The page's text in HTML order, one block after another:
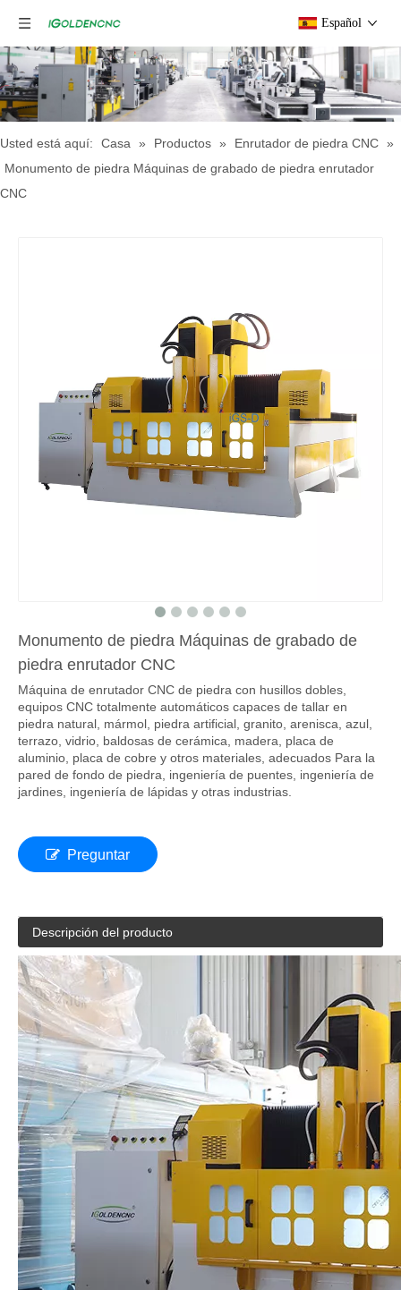
Español
Usted está aquí: Casa » Productos » Enrutador de piedra CNC »
Monumento de piedra Máquinas de grabado de piedra enrutador
CNC
Monumento de piedra Máquinas de grabado de
piedra enrutador CNC
Máquina de enrutador CNC de piedra con husillos dobles,
equipos CNC totalmente automáticos capaces de tallar en
piedra natural, mármol, piedra artificial, granito, arenisca, azul,
terrazo, vidrio, baldosas de cerámica, madera, placa de
aluminio, placa de cobre y otros materiales, adecuados Para la
pared de fondo de piedra, ingeniería de puentes, ingeniería de
jardines, ingeniería de lápidas y otras industrias.
Preguntar
Descripción del producto